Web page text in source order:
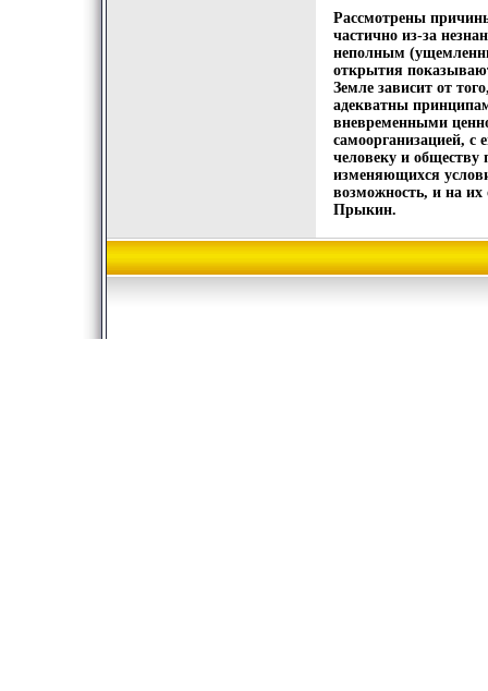
Рассмотрены
частично из-за
неполным
открытия
Земле зависит от
адекватны
вневременными
самоорганизацией, с
человеку и обществу
изменяющихся
возможность, и на их
Прыкин.